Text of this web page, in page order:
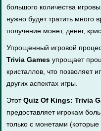
большого количества
нужно будет тратить много
получение монет, денег,
Упрощенный игровой
Trivia Games упрощает
кристаллов, что позволяет
других аспектах игры.
ЭтотQuiz Of Kings: Trivia
предоставляет игрокам
только с монетами